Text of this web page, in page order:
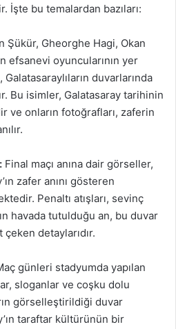
İşte bu temalardan bazıları:
Şükür, Gheorghe Hagi, Okan
efsanevi oyuncularının yer
Galatasaraylıların duvarlarında
Bu isimler, Galatasaray tarihinin
ve onların fotoğrafları, zaferin
Final maçı anına dair görseller,
zafer anını gösteren
Penaltı atışları, sevinç
havada tutulduğu an, bu duvar
çeken detaylarıdır.
günleri stadyumda yapılan
sloganlar ve coşku dolu
görselleştirildiği duvar
taraftar kültürünün bir